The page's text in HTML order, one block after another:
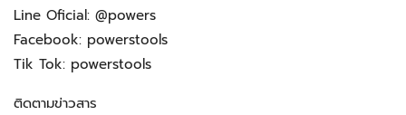
Line Oficial: @powers
Facebook: powerstools
Tik Tok: powerstools
ติดตามข่าวสาร